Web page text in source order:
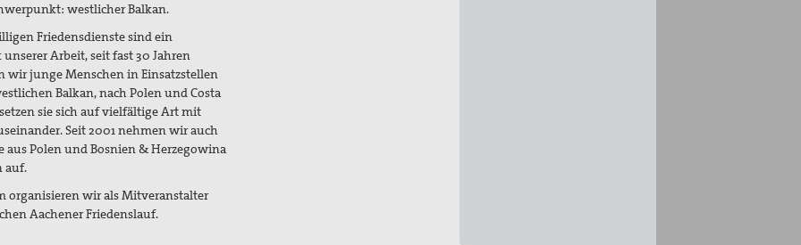
westlicher Balkan.
Friedensdienste sind ein
unserer Arbeit, seit fast 30 Jahren
wir junge Menschen in Einsatzstellen
Balkan, nach Polen und Costa
sie sich auf vielfältige Art mit
Seit 2001 nehmen wir auch
aus Polen und Bosnien & Herzegowina
auf.
organisieren wir als Mitveranstalter
Aachener Friedenslauf.